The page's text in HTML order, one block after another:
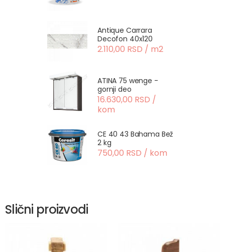
Antique Carrara
Decofon 40x120
2.110,00 RSD / m2
ATINA 75 wenge -
gornji deo
16.630,00 RSD /
kom
CE 40 43 Bahama Bež
2 kg
750,00 RSD / kom
Slični proizvodi